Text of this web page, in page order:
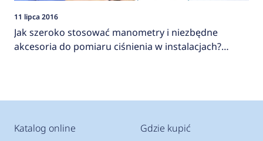
11 lipca 2016
Jak szeroko stosować manometry i niezbędne
akcesoria do pomiaru ciśnienia w instalacjach?
Katalog online Gdzie kupić